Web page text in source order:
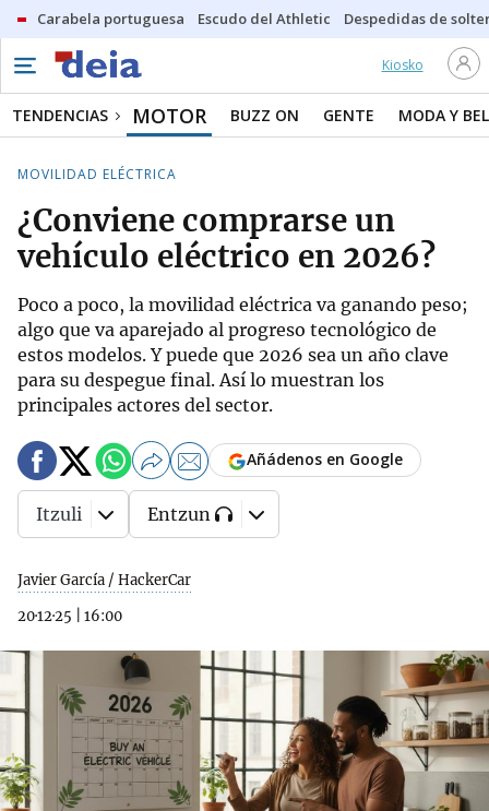
Carabela portuguesa Escudo del Athletic Despedidas de
Kiosko
TENDENCIAS MOTOR BUZZ ON GENTE MODA Y
MOVILIDAD ELÉCTRICA
¿Conviene comprarse un
vehículo eléctrico en 2026?
Poco a poco, la movilidad eléctrica va ganando peso;
algo que va aparejado al progreso tecnológico de
estos modelos. Y puede que 2026 sea un año clave
para su despegue final. Así lo muestran los
principales actores del sector.
Javier García / HackerCar
20·12·25
16:00
Añádenos en Google
Itzuli Entzun